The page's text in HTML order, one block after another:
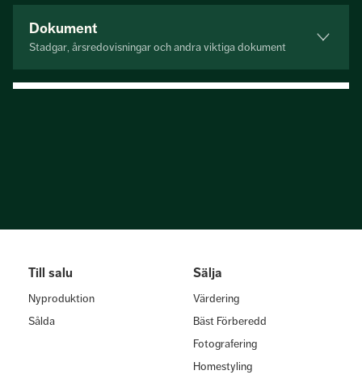
Dokument
Stadgar, årsredovisningar och andra viktiga dokument
Till salu
Nyproduktion
Sålda
Sälja
Värdering
Bäst Förberedd
Fotografering
Homestyling